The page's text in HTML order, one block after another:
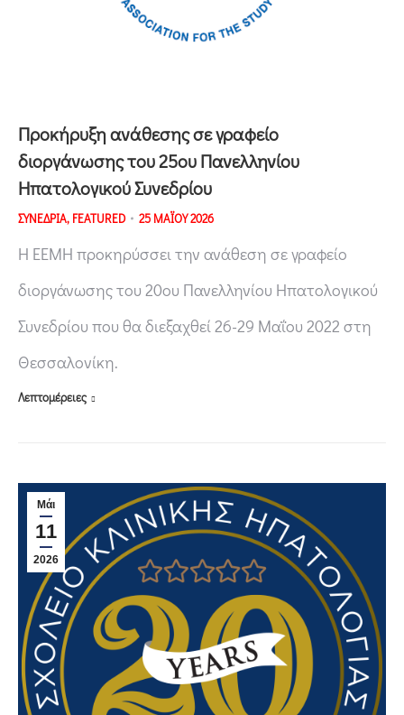
Προκήρυξη ανάθεσης σε γραφείο
διοργάνωσης του 25ου Πανελληνίου
Ηπατολογικού Συνεδρίου
ΣΥΝΕΔΡΙΑ, FEATURED 25 ΜΑΪΟΥ 2026
Η ΕΕΜΗ προκηρύσσει την ανάθεση σε γραφείο
διοργάνωσης του 20ου Πανελληνίου Ηπατολογικού
Συνεδρίου που θα διεξαχθεί 26-29 Μαΐου 2022 στη
Θεσσαλονίκη.
Λεπτομέρειες
Μάι
11
2026